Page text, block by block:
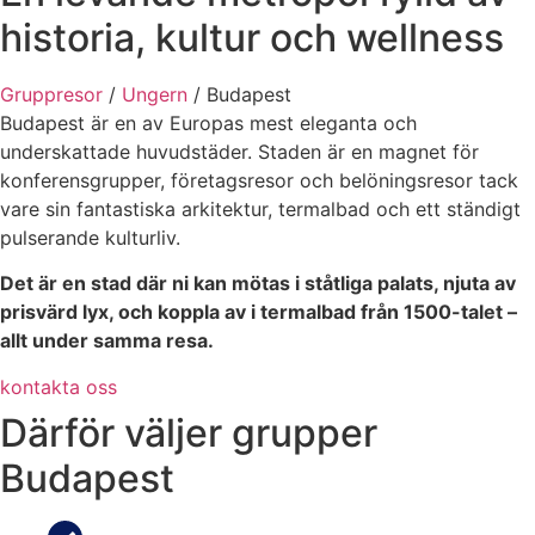
historia, kultur och wellness
Gruppresor / Ungern / Budapest
Budapest är en av Europas mest eleganta och
underskattade huvudstäder. Staden är en magnet för
konferensgrupper, företagsresor och belöningsresor tack
vare sin fantastiska arkitektur, termalbad och ett ständigt
pulserande kulturliv.
Det är en stad där ni kan mötas i ståtliga palats, njuta av
prisvärd lyx, och koppla av i termalbad från 1500-talet –
allt under samma resa.
kontakta oss
Därför väljer grupper
Budapest